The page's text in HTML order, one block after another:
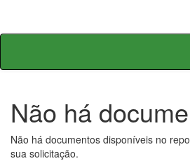
Skip
Não há
Não há documentos disponíveis no
sua solicitação.